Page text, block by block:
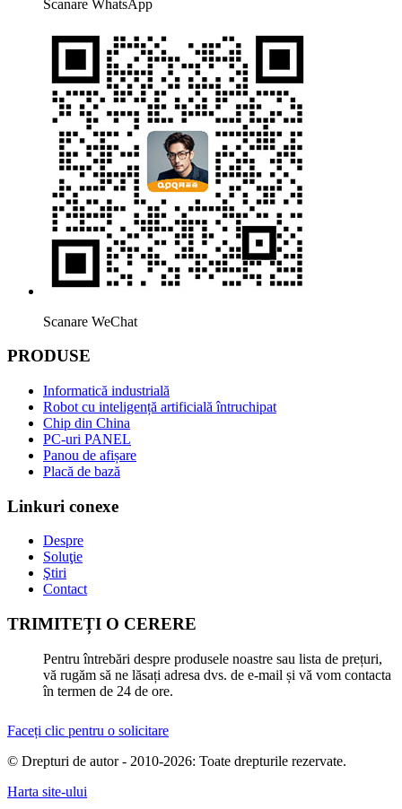
Scanare WhatsApp
Scanare WeChat
PRODUSE
Informatică industrială
Robot cu inteligență artificială întruchipat
Chip din China
PC-uri PANEL
Panou de afișare
Placă de bază
Linkuri conexe
Despre
Soluţie
Ştiri
Contact
TRIMITEȚI O CERERE
Pentru întrebări despre produsele noastre sau lista de prețuri,
vă rugăm să ne lăsați adresa dvs. de e-mail și vă vom contacta
în termen de 24 de ore.
Faceți clic pentru o solicitare
© Drepturi de autor - 2010-2026: Toate drepturile rezervate.
Harta site-ului